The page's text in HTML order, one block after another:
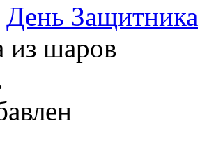
День Защитника
из шаров